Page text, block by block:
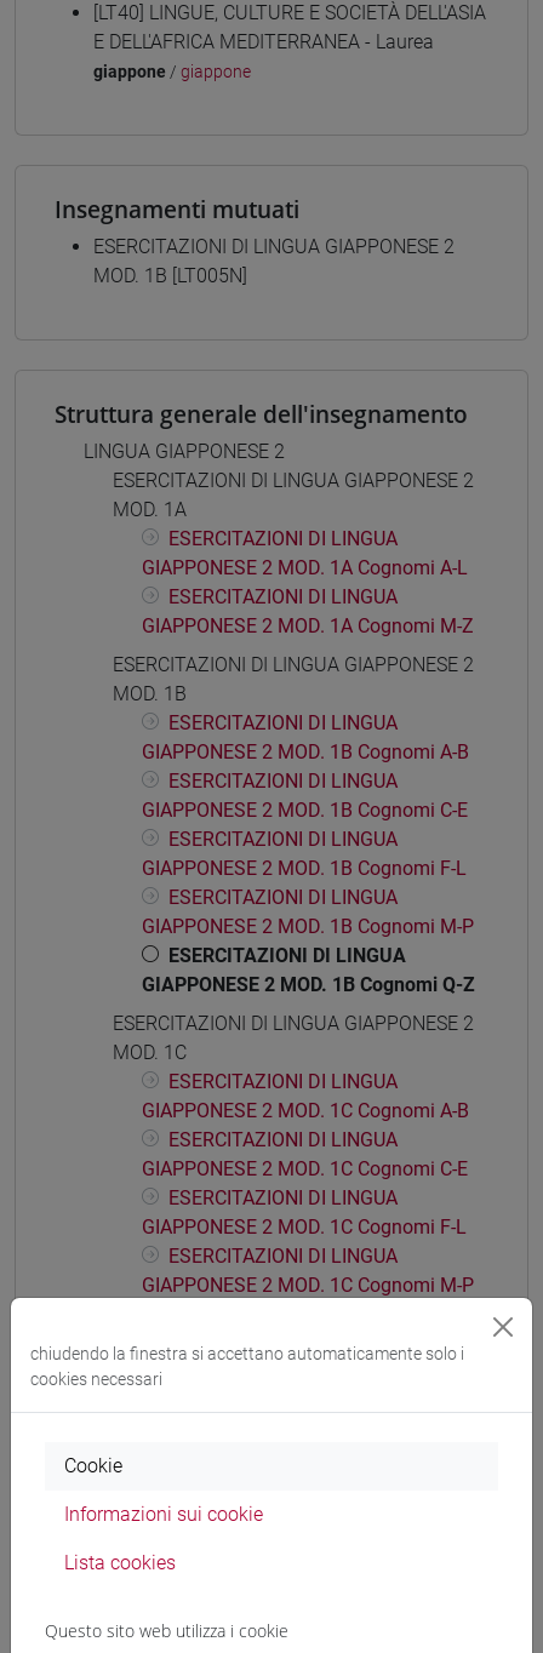
[LT40] LINGUE, CULTURE E SOCIETÀ DELL'ASIA
E DELL'AFRICA MEDITERRANEA - Laurea
giappone / giappone
Insegnamenti mutuati
ESERCITAZIONI DI LINGUA GIAPPONESE 2
MOD. 1B [LT005N]
Struttura generale dell'insegnamento
LINGUA GIAPPONESE 2
ESERCITAZIONI DI LINGUA GIAPPONESE 2
MOD. 1A
ESERCITAZIONI DI LINGUA
GIAPPONESE 2 MOD. 1A Cognomi A-L
ESERCITAZIONI DI LINGUA
GIAPPONESE 2 MOD. 1A Cognomi M-Z
ESERCITAZIONI DI LINGUA GIAPPONESE 2
MOD. 1B
ESERCITAZIONI DI LINGUA
GIAPPONESE 2 MOD. 1B Cognomi A-B
ESERCITAZIONI DI LINGUA
GIAPPONESE 2 MOD. 1B Cognomi C-E
ESERCITAZIONI DI LINGUA
GIAPPONESE 2 MOD. 1B Cognomi F-L
ESERCITAZIONI DI LINGUA
GIAPPONESE 2 MOD. 1B Cognomi M-P
ESERCITAZIONI DI LINGUA
GIAPPONESE 2 MOD. 1B Cognomi Q-Z
ESERCITAZIONI DI LINGUA GIAPPONESE 2
MOD. 1C
ESERCITAZIONI DI LINGUA
GIAPPONESE 2 MOD. 1C Cognomi A-B
ESERCITAZIONI DI LINGUA
GIAPPONESE 2 MOD. 1C Cognomi C-E
ESERCITAZIONI DI LINGUA
GIAPPONESE 2 MOD. 1C Cognomi F-L
ESERCITAZIONI DI LINGUA
GIAPPONESE 2 MOD. 1C Cognomi M-P
GIAPPONESE 2 MOD. 1C Cognomi Q-Z
ESERCITAZIONI DI LINGUA GIAPPONESE 2
MOD. 1D
GIAPPONESE 2 MOD. 1D Cognomi C-E
ESERCITAZIONI DI LINGUA
GIAPPONESE 2 MOD. 1D Cognomi M-P
chiudendo la finestra si accettano automaticamente solo i
cookies necessari
Cookie
Informazioni sui cookie
Lista cookies
Questo sito web utilizza i cookie